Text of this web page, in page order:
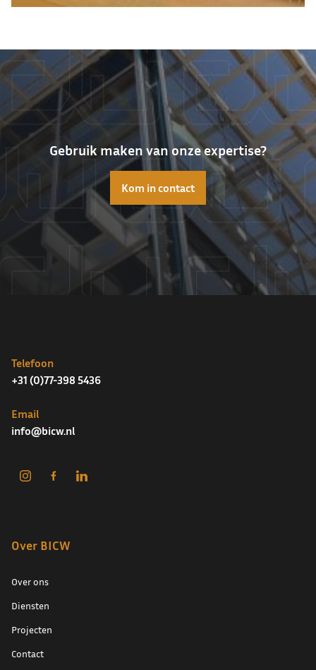
Gebruik maken van onze expertise?
Kom in contact
Telefoon
+31 (0)77-398 5436
Email
info@bicw.nl
Over BICW
Over ons
Diensten
Projecten
Contact